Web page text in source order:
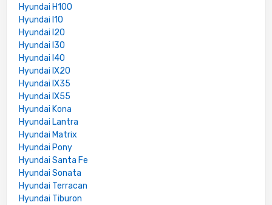
Hyundai H100
Hyundai I10
Hyundai I20
Hyundai I30
Hyundai I40
Hyundai IX20
Hyundai IX35
Hyundai IX55
Hyundai Kona
Hyundai Lantra
Hyundai Matrix
Hyundai Pony
Hyundai Santa Fe
Hyundai Sonata
Hyundai Terracan
Hyundai Tiburon